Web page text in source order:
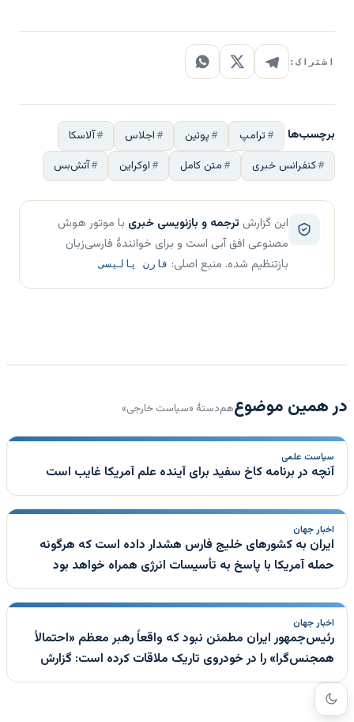
اشتراک:
برچسب‌ها ترامپ پوتین اجلاس
آلاسکا
کنفرانس خبری
متن کامل اوکراین آتش‌بس
این گزارش ترجمه و بازنویسی خبری با موتور هوش
مصنوعی افق آبی است و برای خوانندهٔ فارسی‌زبان
بازتنظیم شده. منبع اصلی: فارن پالیسی
در همین موضوعهم‌دستهٔ «سیاست خارجی»
سیاست علمی
آنچه در برنامه کاخ سفید برای آینده علم آمریکا غایب است
اخبار جهان
ایران به کشورهای خلیج فارس هشدار داده است که هرگونه
حمله آمریکا با پاسخ به تأسیسات انرژی همراه خواهد بود
اخبار جهان
رئیس‌جمهور ایران مطمئن نبود که واقعاً رهبر معظم «احتمالاً
همجنس‌گرا» را در خودروی تاریک ملاقات کرده است: گزارش